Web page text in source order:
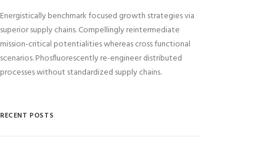
Energistically benchmark focused growth strategies via
superior supply chains. Compellingly reintermediate
mission-critical potentialities whereas cross functional
scenarios. Phosfluorescently re-engineer distributed
processes without standardized supply chains.
RECENT POSTS